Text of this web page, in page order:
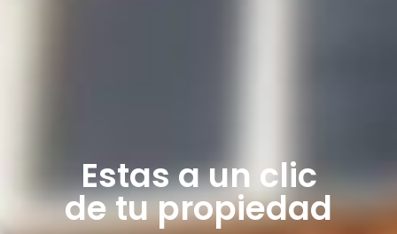
Estas a un clic
de tu propiedad